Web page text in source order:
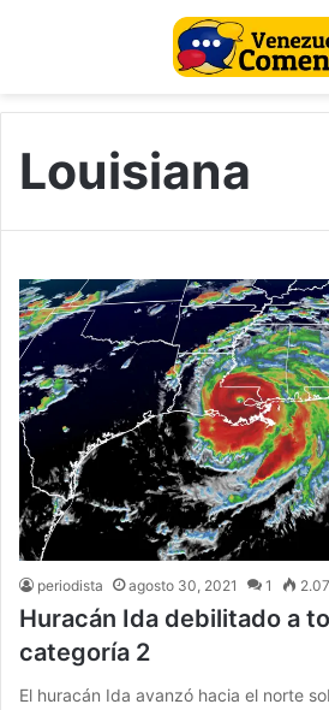
Louisiana
periodista agosto 30, 2021 1
Huracán Ida debilitado a
categoría 2
El huracán Ida avanzó hacia el norte